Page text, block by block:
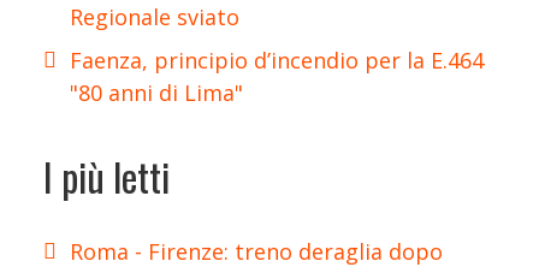
Regionale sviato
Faenza, principio d’incendio per la E.464
"80 anni di Lima"
I più letti
Roma - Firenze: treno deraglia dopo